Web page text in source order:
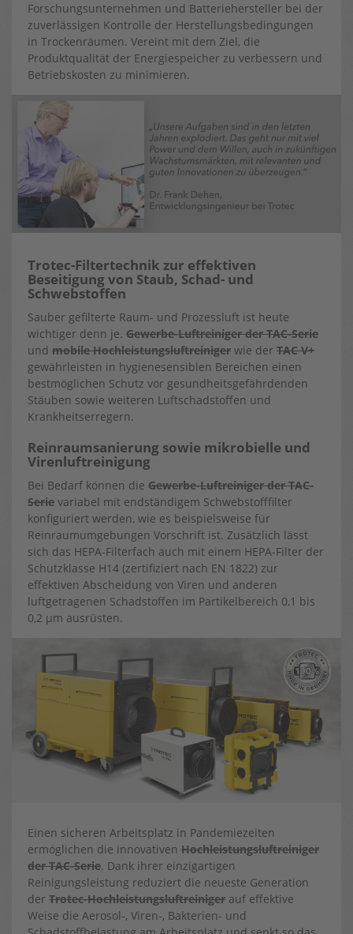
Forschungsunternehmen und Batteriehersteller bei der
zuverlässigen Kontrolle der Herstellungsbedingungen
in Trockenräumen. Vereint mit dem Ziel, die
Produktqualität der Energiespeicher zu verbessern und
Betriebskosten zu minimieren.
Trotec-Filtertechnik zur effektiven
Beseitigung von Staub, Schad- und
Schwebstoffen
Sauber gefilterte Raum- und Prozessluft ist heute
wichtiger denn je. Gewerbe-Luftreiniger der TAC-Serie
und mobile Hochleistungsluftreiniger wie der TAC V+
gewährleisten in hygienesensiblen Bereichen einen
bestmöglichen Schutz vor gesundheitsgefährdenden
Stäuben sowie weiteren Luftschadstoffen und
Krankheitserregern.
Reinraumsanierung sowie mikrobielle und
Virenluftreinigung
Bei Bedarf können die Gewerbe-Luftreiniger der TAC-
Serie variabel mit endständigem Schwebstofffilter
konfiguriert werden, wie es beispielsweise für
Reinraumumgebungen Vorschrift ist. Zusätzlich lässt
sich das HEPA-Filterfach auch mit einem HEPA-Filter der
Schutzklasse H14 (zertifiziert nach EN 1822) zur
effektiven Abscheidung von Viren und anderen
luftgetragenen Schadstoffen im Partikelbereich 0,1 bis
0,2 µm ausrüsten.
Einen sicheren Arbeitsplatz in Pandemiezeiten
ermöglichen die innovativen Hochleistungsluftreiniger
der TAC-Serie. Dank ihrer einzigartigen
Reinigungsleistung reduziert die neueste Generation
der Trotec-Hochleistungsluftreiniger auf effektive
Weise die Aerosol-, Viren-, Bakterien- und